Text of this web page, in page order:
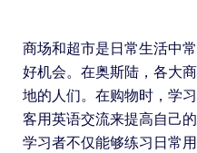
商场和超市是日常生活中
好机会。在奥斯陆，各大
地的人们。在购物时，学
客用英语交流来提高自己
学习者不仅能够练习日常